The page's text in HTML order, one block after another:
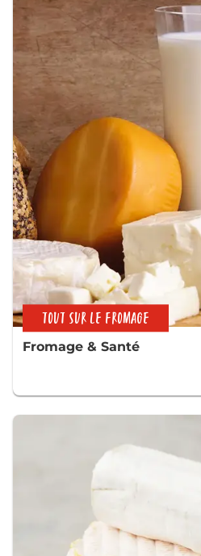
TOUT SUR LE FROMAGE
Fromage & Santé